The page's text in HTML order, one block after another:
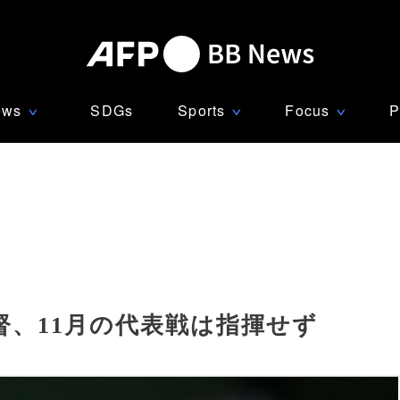
∨ SDGs Sports ∨ Focus ∨
11月の代表戦は指揮せず